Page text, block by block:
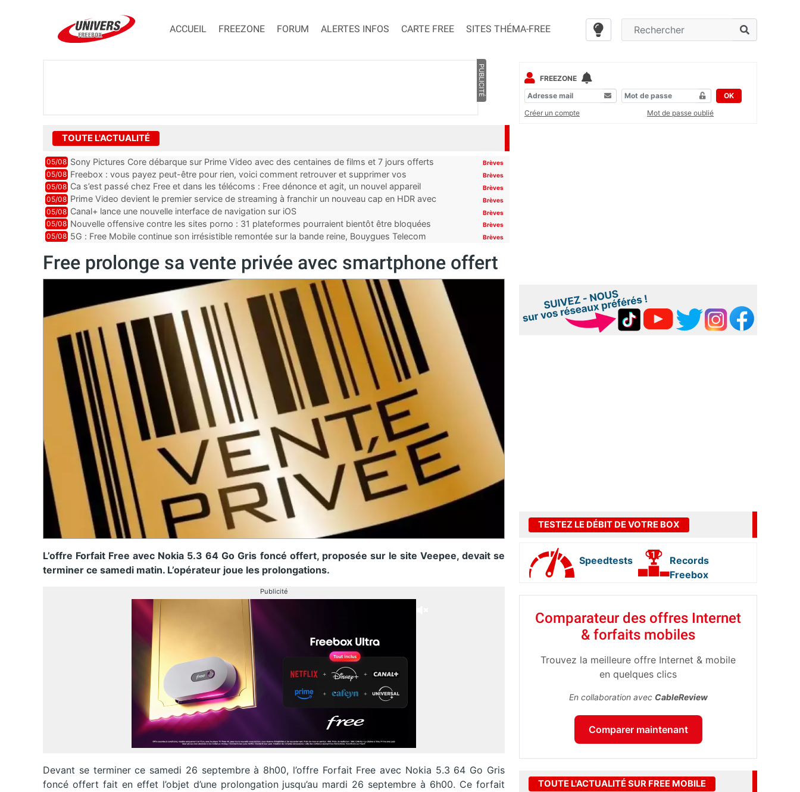
ACCUEIL FREEZONE FORUM ALERTES INFOS CARTE FREE SITES THÉMA-FREE
PUBLICITÉ
TOUTE L'ACTUALITÉ
05/08 Sony Pictures Core débarque sur Prime Video avec des centaines de films et 7 jours offerts Brèves
05/08 Freebox : vous payez peut-être pour rien, voici comment retrouver et supprimer vos
abonnements TV oubliés
Brèves
05/08 Ca s’est passé chez Free et dans les télécoms : Free dénonce et agit, un nouvel appareil
pointe le bout de...
Brèves
05/08 Prime Video devient le premier service de streaming à franchir un nouveau cap en HDR avec
ce lancement
Brèves
05/08 Canal+ lance une nouvelle interface de navigation sur iOS Brèves
05/08 Nouvelle offensive contre les sites porno : 31 plateformes pourraient bientôt être bloquées
par Orange, Free, SF...
Brèves
05/08 5G : Free Mobile continue son irrésistible remontée sur la bande reine, Bouygues Telecom
Brèves
Free prolonge sa vente privée avec smartphone offert
L’offre Forfait Free avec Nokia 5.3 64 Go Gris foncé offert, proposée sur le site Veepee, devait se
terminer ce samedi matin. L’opérateur joue les prolongations.
Publicité
Devant se terminer ce samedi 26 septembre à 8h00, l’offre Forfait Free avec Nokia 5.3 64 Go Gris
foncé offert fait en effet l’objet d’une prolongation jusqu’au mardi 26 septembre à 6h00. Ce forfait
FREEZONE
OK
Créer un compte
Mot de passe oublié
TESTEZ LE DÉBIT DE VOTRE BOX
Speedtests
Records
Freebox
Comparateur des offres Internet
& forfaits mobiles
Trouvez la meilleure offre Internet & mobile
en quelques clics
En collaboration avec CableReview
Comparer maintenant
TOUTE L'ACTUALITÉ SUR FREE MOBILE